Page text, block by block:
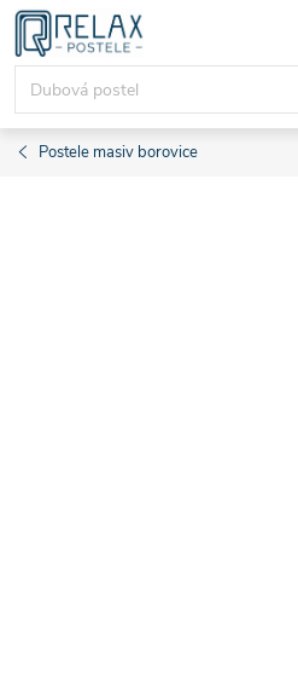
Přejít
obsah
Postele masiv borovice